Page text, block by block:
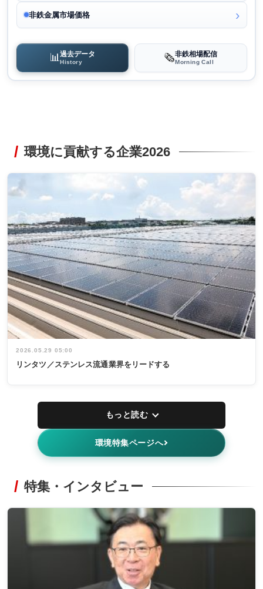
非鉄金属市場価格
📊過去データ
History 🗞️非鉄相場配信
Morning Call
環境に貢献する企業2026
2026.05.29 05:00
リンタツ／ステンレス流通業界をリードする
もっと読む
環境特集ページへ
特集・インタビュー